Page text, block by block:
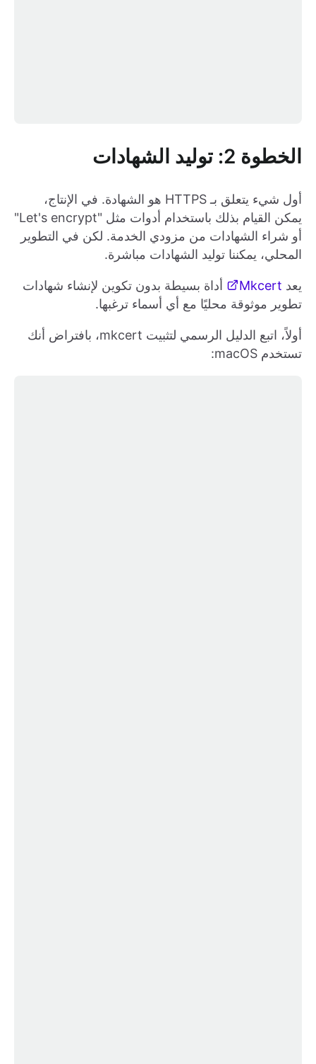
الخطوة 2: توليد الشهادات
أول شيء يتعلق بـ HTTPS هو الشهادة. في الإنتاج،
يمكن القيام بذلك باستخدام أدوات مثل "Let's encrypt"
أو شراء الشهادات من مزودي الخدمة. لكن في التطوير
المحلي، يمكننا توليد الشهادات مباشرة.
يعد Mkcert
أداة بسيطة بدون تكوين لإنشاء شهادات
تطوير موثوقة محليًا مع أي أسماء ترغبها.
أولاً، اتبع الدليل الرسمي لتثبيت mkcert، بافتراض أنك
تستخدم macOS: